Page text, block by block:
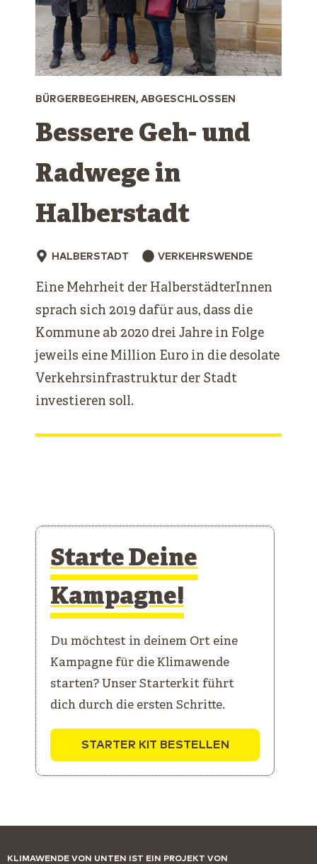
BÜRGERBEGEHREN, ABGESCHLOSSEN
Bessere Geh- und
Radwege in
Halberstadt
HALBERSTADT VERKEHRSWENDE
Eine Mehrheit der HalberstädterInnen
sprach sich 2019 dafür aus, dass die
Kommune ab 2020 drei Jahre in Folge
jeweils eine Million Euro in die desolate
Verkehrsinfrastruktur der Stadt
investieren soll.
Starte Deine
Kampagne!
Du möchtest in deinem Ort eine
Kampagne für die Klimawende
starten? Unser Starterkit führt
dich durch die ersten Schritte.
STARTER KIT BESTELLEN
KLIMAWENDE VON UNTEN IST EIN PROJEKT VON